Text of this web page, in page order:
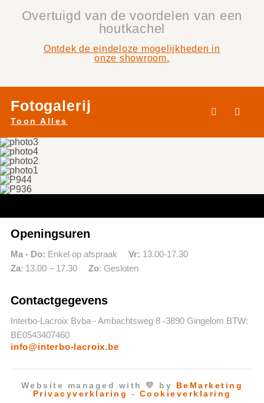
Overtuigd van de voordelen van een
houtkachel
Ontdek de eindeloze mogelijkheden in
onze showroom.
Fotogalerij
Toon Alles
Openingsuren
Ma - Do: Enkel op afspraak Vr: 13.00-17.30
Za: 13.00 – 17.30 Zo: Gesloten
Contactgegevens
Interbo-Lacroix Bvba -Ambachtsweg 8 -3890 Gingelom BTW:
BE0543407460
info@interbo-lacroix.be
Website managed with 💛 by BeMarketing
Privacyverklaring
- Cookieverklaring